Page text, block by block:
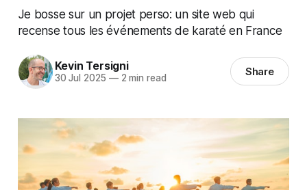
Je bosse sur un projet perso: un site web qui
recense tous les événements de karaté en France
Kevin Tersigni
30 Jul 2025 —2 min read Share